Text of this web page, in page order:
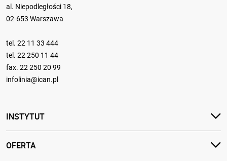
al. Niepodległości 18,
02-653 Warszawa
tel. 22 11 33 444
tel. 22 250 11 44
fax. 22 250 20 99
infolinia@ican.pl
INSTYTUT
OFERTA